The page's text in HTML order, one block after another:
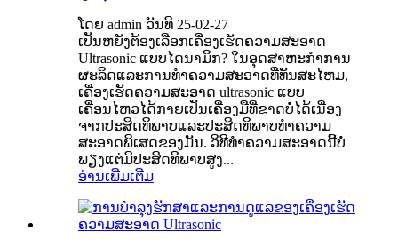
ໂດຍ admin ວັນທີ 25-02-27
ເປັນຫຍັງຕ້ອງເລືອກເຄື່ອງເຮັດຄວາມສະອາດ
Ultrasonic ແບບໄດນາມິກ? ໃນອຸດສາຫະກໍາການ
ຜະລິດແລະການທໍາຄວາມສະອາດທີ່ທັນສະໄຫມ,
ເຄື່ອງເຮັດຄວາມສະອາດ ultrasonic ແບບ
ເຄື່ອນໄຫວໄດ້ກາຍເປັນເຄື່ອງມືທີ່ຂາດບໍ່ໄດ້ເນື່ອງ
ຈາກປະສິດທິພາບແລະປະສິດທິພາບທໍາຄວາມ
ສະອາດພິເສດຂອງມັນ. ວິທີທຳຄວາມສະອາດນີ້ບໍ່
ພຽງແຕ່ມີປະສິດທິພາບສູງ...
ອ່ານເພີ່ມເຕີມ